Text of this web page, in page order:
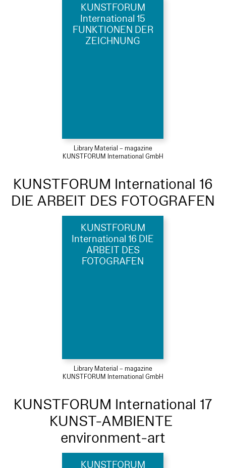
KUNSTFORUM
International 15
FUNKTIONEN DER
ZEICHNUNG
Library Material – magazine
KUNSTFORUM International GmbH
KUNSTFORUM International 16
DIE ARBEIT DES FOTOGRAFEN
KUNSTFORUM
International 16 DIE
ARBEIT DES
FOTOGRAFEN
Library Material – magazine
KUNSTFORUM International GmbH
KUNSTFORUM International 17
KUNST-AMBIENTE
environment-art
KUNSTFORUM